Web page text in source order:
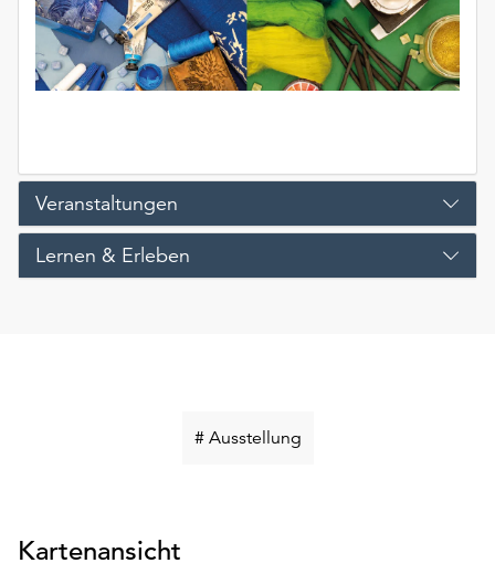
Veranstaltungen
Lernen & Erleben
# AusstellungSchlüsselwort
Kartenansicht